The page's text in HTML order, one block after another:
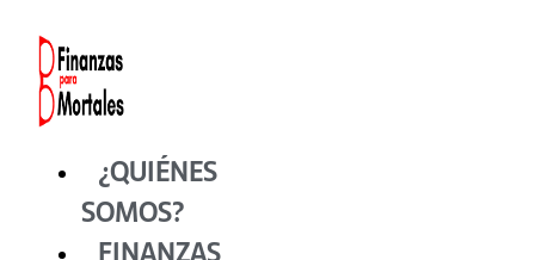
contenido
¿QUIÉNES
SOMOS?
FINANZAS